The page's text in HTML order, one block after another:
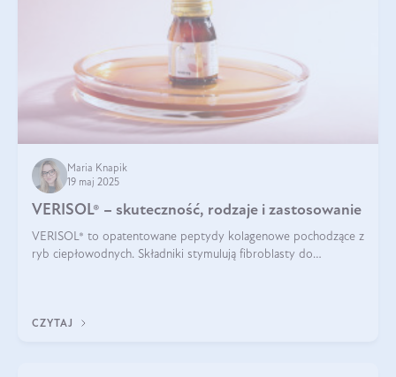
Maria Knapik
19 maj 2025
VERISOL® – skuteczność, rodzaje i zastosowanie
VERISOL® to opatentowane peptydy kolagenowe pochodzące z
ryb ciepłowodnych. Składniki stymulują fibroblasty do
CZYTAJ